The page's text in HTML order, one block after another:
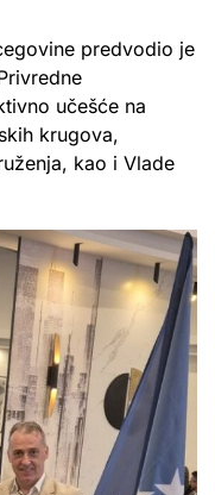
predvodio je
učešće na
krugova,
kao i Vlade